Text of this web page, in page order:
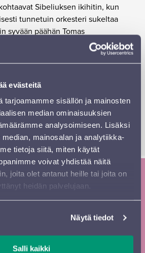
evästeitä
tarjoamamme sisällön ja mainosten
median ominaisuuksien
analysoimiseen. Lisäksi
mainosalan ja analytiikka-
tietoja siitä, miten käytät
voivat yhdistää näitä
joita olet antanut heille tai joita on
heidän palvelujaan.
Näytä tiedot
Salli kaikki
Sibeliuksen ikihitin, kun
tunnetuin orkesteri sukeltaa
syvään päähän Tomas
Kaija Saariahon Ciel d’Hiver
taivasta kirkkaalla hohteella,
fagottisolisti Bram van
Kuusiston konserton
Sibelius rakensi hurmurisankari
orkesterisarjan, jonka
Lahden takuuvarma
uutiskirje ja